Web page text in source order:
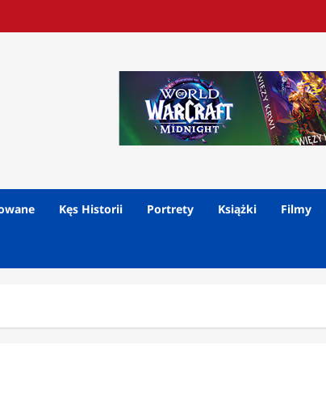
Kęs Historii Portrety Książki Filmy